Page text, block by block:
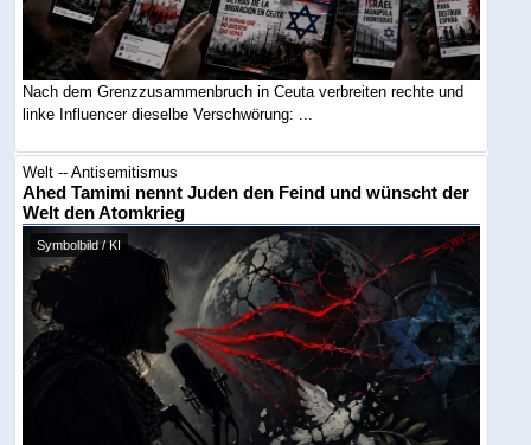
Nach dem Grenzzusammenbruch in Ceuta verbreiten rechte und
linke Influencer dieselbe Verschwörung: ...
Welt -- Antisemitismus
Ahed Tamimi nennt Juden den Feind und wünscht der
Welt den Atomkrieg
Symbolbild / KI